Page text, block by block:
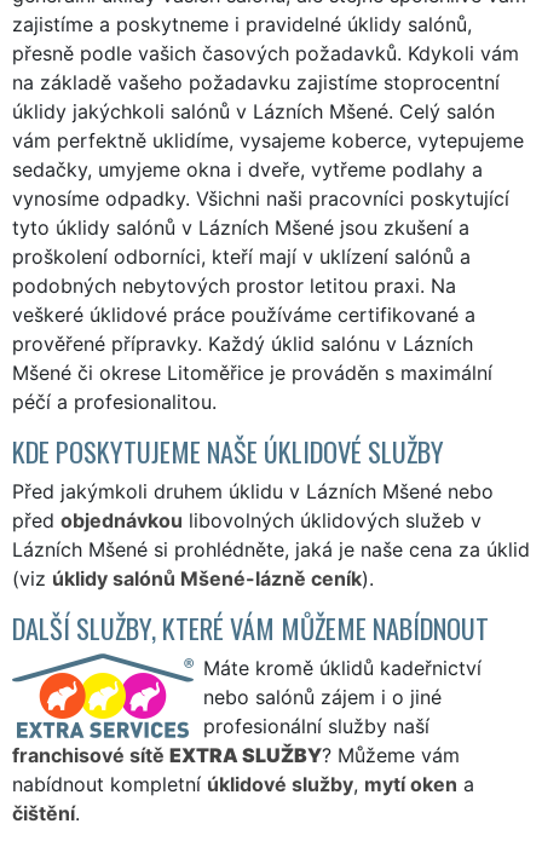
zajistíme a poskytneme i pravidelné úklidy salónů,
přesně podle vašich časových požadavků. Kdykoli vám
na základě vašeho požadavku zajistíme stoprocentní
úklidy jakýchkoli salónů v Lázních Mšené. Celý salón
vám perfektně uklidíme, vysajeme koberce, vytepujeme
sedačky, umyjeme okna i dveře, vytřeme podlahy a
vynosíme odpadky. Všichni naši pracovníci poskytující
tyto úklidy salónů v Lázních Mšené jsou zkušení a
proškolení odborníci, kteří mají v uklízení salónů a
podobných nebytových prostor letitou praxi. Na
veškeré úklidové práce používáme certifikované a
prověřené přípravky. Každý úklid salónu v Lázních
Mšené či okrese Litoměřice je prováděn s maximální
péčí a profesionalitou.
KDE POSKYTUJEME NAŠE ÚKLIDOVÉ SLUŽBY
Před jakýmkoli druhem úklidu v Lázních Mšené nebo
před objednávkou libovolných úklidových služeb v
Lázních Mšené si prohlédněte, jaká je naše cena za úklid
(viz úklidy salónů Mšené-lázně ceník).
DALŠÍ SLUŽBY, KTERÉ VÁM MŮŽEME NABÍDNOUT
Máte kromě úklidů kadeřnictví
nebo salónů zájem i o jiné
profesionální služby naší
franchisové sítě EXTRA SLUŽBY? Můžeme vám
nabídnout kompletní úklidové služby, mytí oken a
čištění.